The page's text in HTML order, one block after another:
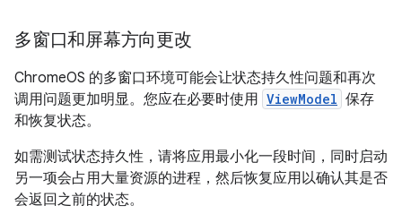
多窗口和屏幕方向更改
ChromeOS 的多窗口环境可能会让状态持久性问题和再次
调用问题更加明显。您应在必要时使用 ViewModel 保存
和恢复状态。
如需测试状态持久性，请将应用最小化一段时间，同时启动
另一项会占用大量资源的进程，然后恢复应用以确认其是否
会返回之前的状态。